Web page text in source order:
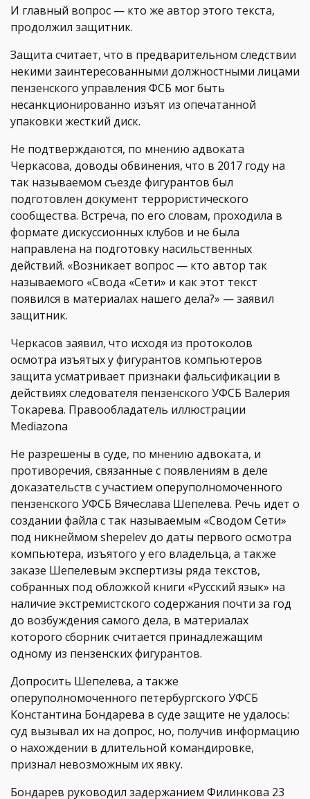
И главный вопрос — кто же автор этого текста,
продолжил защитник.
Защита считает, что в предварительном следствии
некими заинтересованными должностными лицами
пензенского управления ФСБ мог быть
несанкционированно изъят из опечатанной
упаковки жесткий диск.
Не подтверждаются, по мнению адвоката
Черкасова, доводы обвинения, что в 2017 году на
так называемом съезде фигурантов был
подготовлен документ террористического
сообщества. Встреча, по его словам, проходила в
формате дискуссионных клубов и не была
направлена на подготовку насильственных
действий. «Возникает вопрос — кто автор так
называемого «Свода «Сети» и как этот текст
появился в материалах нашего дела?» — заявил
защитник.
Черкасов заявил, что исходя из протоколов
осмотра изъятых у фигурантов компьютеров
защита усматривает признаки фальсификации в
действиях следователя пензенского УФСБ Валерия
Токарева. Правообладатель иллюстрации
Mediazona
Не разрешены в суде, по мнению адвоката, и
противоречия, связанные с появлениям в деле
доказательств с участием оперуполномоченного
пензенского УФСБ Вячеслава Шепелева. Речь идет о
создании файла с так называемым «Сводом Сети»
под никнеймом shepelev до даты первого осмотра
компьютера, изъятого у его владельца, а также
заказе Шепелевым экспертизы ряда текстов,
собранных под обложкой книги «Русский язык» на
наличие экстремистского содержания почти за год
до возбуждения самого дела, в материалах
которого сборник считается принадлежащим
одному из пензенских фигурантов.
Допросить Шепелева, а также
оперуполномоченного петербургского УФСБ
Константина Бондарева в суде защите не удалось:
суд вызывал их на допрос, но, получив информацию
о нахождении в длительной командировке,
признал невозможным их явку.
Бондарев руководил задержанием Филинкова 23